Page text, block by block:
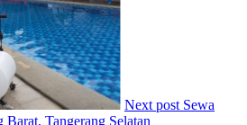
Next post Sewa
Tangerang Selatan